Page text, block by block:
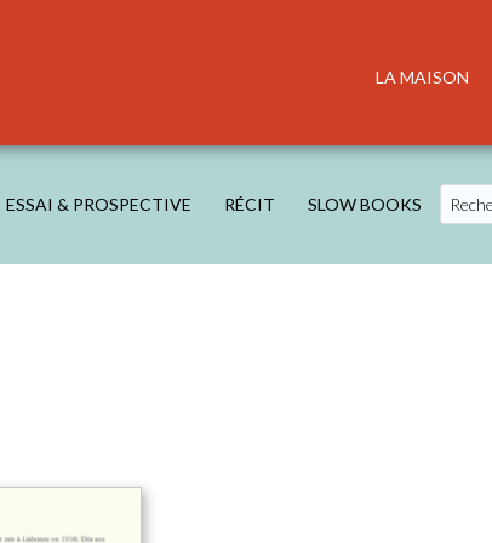
LA MAISON
ESSAI & PROSPECTIVE RÉCIT SLOW BOOKS
Search